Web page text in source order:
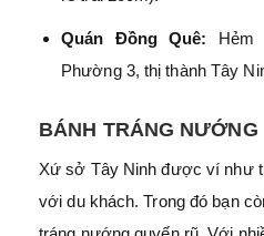
Quán Đồng Quê:
Phường 3, thị thành Tây
BÁNH TRÁNG NƯỚNG
Xứ sở Tây Ninh được ví như
với du khách. Trong đó bạn